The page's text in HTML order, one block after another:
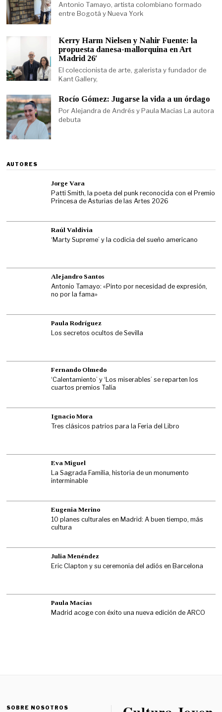
Antonio Tamayo, artista colombiano formado
entre Bogotá y Nueva York
Kerry Harm Nielsen y Nahir Fuente: la
propuesta danesa-mallorquina en Art
Madrid 26′
El coleccionista de arte, galerista y fundador de
Kant Gallery,
Rocío Gómez: Jugarse la vida a un órdago
Por Alejandra de Andrés y Paula Macías La autora
debuta
AUTORES
Jorge Vara
Patti Smith, la poeta del punk reconocida con el Premio
Princesa de Asturias de las Artes 2026
Raúl Valdivia
‘Marty Supreme’ y la codicia del sueño americano
Alejandro Santos
Antonio Tamayo: «Pinto por necesidad de expresión,
no por la fama»
Paula Rodríguez
Los secretos ocultos de Sevilla
Fernando Olmedo
‘Calentamiento’ y ‘Los miserables’ se reparten los
cuartos premios Talía
Ignacio Mora
Tres clásicos patrios para la Feria del Libro
Eva Miguel
La Sagrada Familia, historia de un monumento
interminable
Eugenia Merino
10 planes culturales en Madrid: A buen tiempo, más
cultura
Julia Menéndez
Eric Clapton y su ceremonia del adiós en Barcelona
Paula Macías
Madrid acoge con éxito una nueva edición de ARCO
SOBRE NOSOTROS